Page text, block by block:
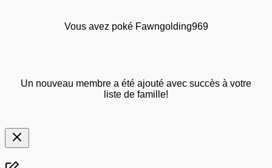
Vous avez poké Fawngolding969
Un nouveau membre a été ajouté avec succès à votre
liste de famille!